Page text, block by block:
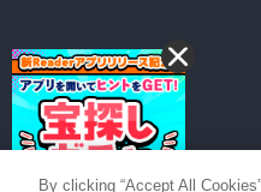
By clicking “Accept All